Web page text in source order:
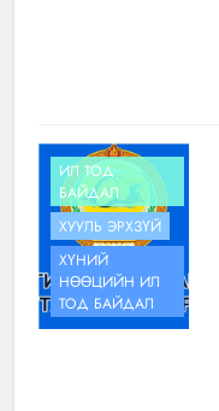
ИЛ ТОД
БАЙДАЛ
ХУУЛЬ ЭРХЗҮЙ
ХҮНИЙ
НӨӨЦИЙН ИЛ
ТОД БАЙДАЛ